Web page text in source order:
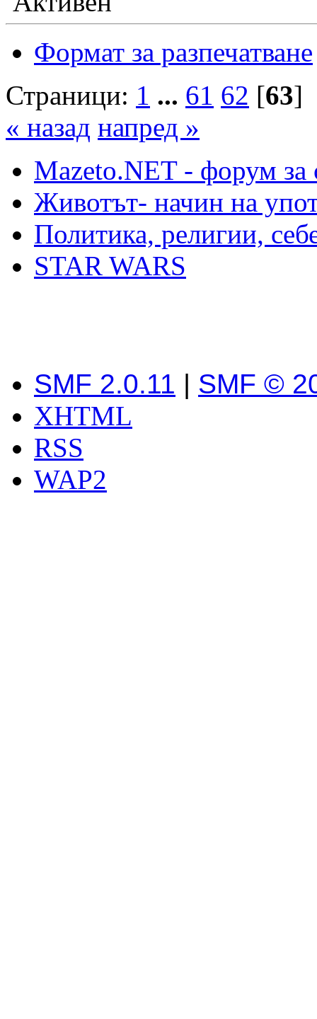
Формат за разпечатване
Страници: 1 ... 61 62 [63]
« назад напред »
Mazeto.NET - форум за
Животът- начин на
Политика, религии,
STAR WARS
SMF 2.0.11 | SMF ©
XHTML
RSS
WAP2